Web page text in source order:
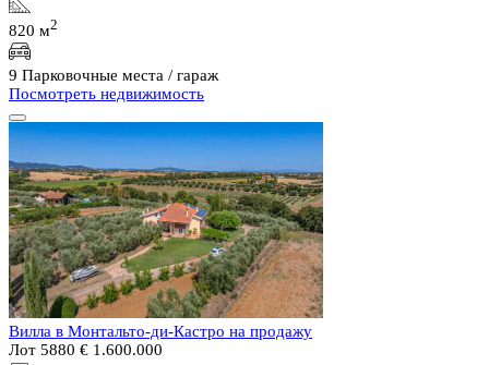
820 м2
9 Парковочные места / гараж
Посмотреть недвижимость
Вилла в Монтальто-ди-Кастро на продажу
Лот 5880 € 1.600.000